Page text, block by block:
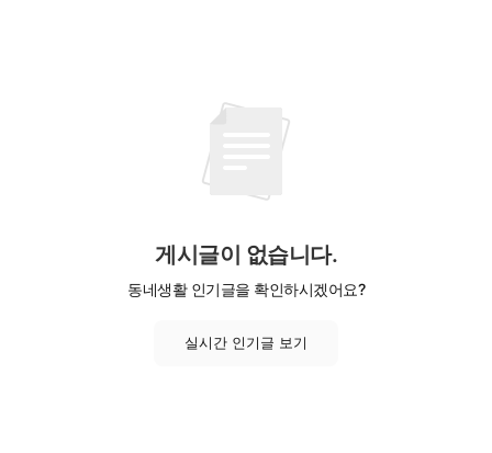
게시글이 없습니다.
동네생활 인기글을 확인하시겠어요?
실시간 인기글 보기